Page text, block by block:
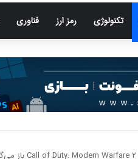
تکنولوژی رمز ارز فناوری